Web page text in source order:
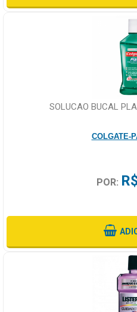
SOLUCAO BUCAL
COLGATE-
POR: